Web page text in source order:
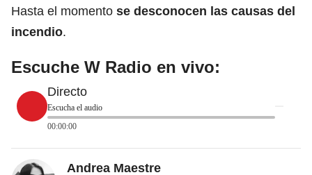
Hasta el momento se desconocen las causas del
incendio.
Escuche W Radio en vivo:
Directo
Escucha el audio
00:00:00
Andrea Maestre